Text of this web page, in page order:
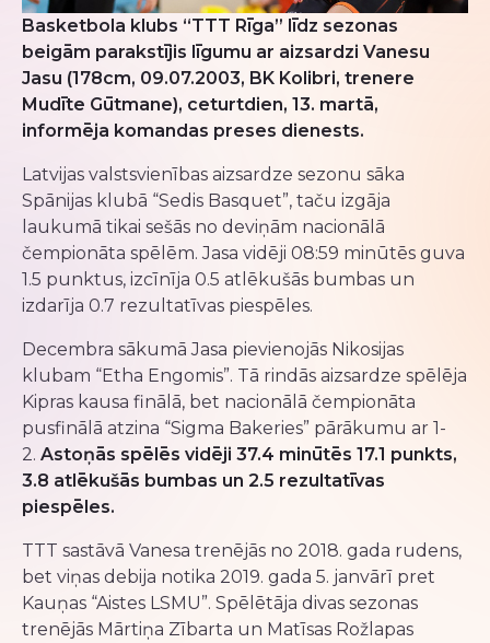
Basketbola klubs “TTT Rīga” līdz sezonas
beigām parakstījis līgumu ar aizsardzi Vanesu
Jasu (178cm, 09.07.2003, BK Kolibri, trenere
Mudīte Gūtmane), ceturtdien, 13. martā,
informēja komandas preses dienests.
Latvijas valstsvienības aizsardze sezonu sāka
Spānijas klubā “Sedis Basquet”, taču izgāja
laukumā tikai sešās no deviņām nacionālā
čempionāta spēlēm. Jasa vidēji 08:59 minūtēs guva
1.5 punktus, izcīnīja 0.5 atlēkušās bumbas un
izdarīja 0.7 rezultatīvas piespēles.
Decembra sākumā Jasa pievienojās Nikosijas
klubam “Etha Engomis”. Tā rindās aizsardze spēlēja
Kipras kausa finālā, bet nacionālā čempionāta
pusfinālā atzina “Sigma Bakeries” pārākumu ar 1-
2. Astoņās spēlēs vidēji 37.4 minūtēs 17.1 punkts,
3.8 atlēkušās bumbas un 2.5 rezultatīvas
piespēles.
TTT sastāvā Vanesa trenējās no 2018. gada rudens,
bet viņas debija notika 2019. gada 5. janvārī pret
Kauņas “Aistes LSMU”. Spēlētāja divas sezonas
trenējās Mārtiņa Zībarta un Matīsas Rožlapas